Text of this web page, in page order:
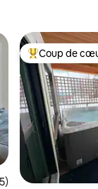
4,88 sur 5
moyenne sur la
Coups de
Coup de